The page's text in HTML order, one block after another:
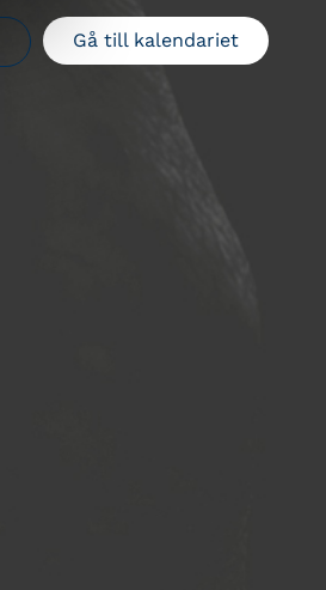
Gå till kalendariet